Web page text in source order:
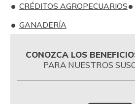
CRÉDITOS AGROPECUARIOS
GANADERÍA
CONOZCA LOS
PARA NUESTROS